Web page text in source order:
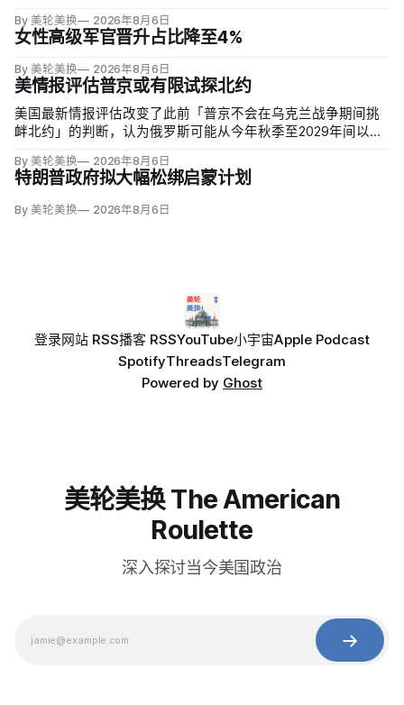
By 美轮美换 2026年8月6日
女性高级军官晋升占比降至4%
By 美轮美换 2026年8月6日
美情报评估普京或有限试探北约
美国最新情报评估改变了此前「普京不会在乌克兰战争期间挑
衅北约」的判断，认为俄罗斯可能从今年秋季至2029年间以网
限陆地入侵仍属低概率，但风险随时间上升；俄军导弹落入波
兰、无人机进入罗马尼亚已被视为前兆。
By 美轮美换 2026年8月6日
特朗普政府拟大幅松绑启蒙计划
By 美轮美换 2026年8月6日
登录网站 RSS播客 RSSYouTube小宇宙Apple Podcast
SpotifyThreadsTelegram
Powered by Ghost
美轮美换 The American
Roulette
深入探讨当今美国政治